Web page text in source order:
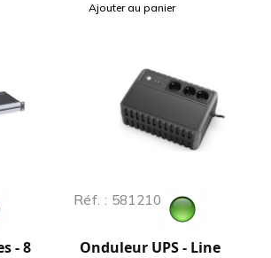
Ajouter au panier
- 8
Réf. : 581210
Onduleur UPS - Line